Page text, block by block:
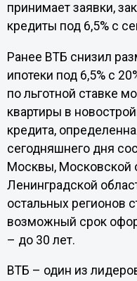
принимает заявки,
кредиты под 6,5% с
Ранее ВТБ снизил
ипотеки под 6,5% с
по льготной ставке
квартиры в
кредита,
сегодняшнего дня
Москвы, Московской
Ленинградской
остальных регионов
возможный срок
– до 30 лет.
ВТБ – один из